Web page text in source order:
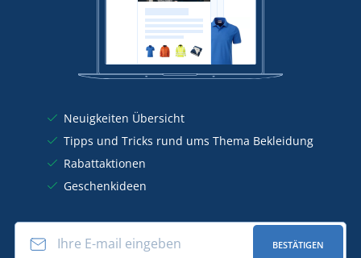
Neuigkeiten Übersicht
Tipps und Tricks rund ums Thema Bekleidung
Rabattaktionen
Geschenkideen
BESTÄTIGEN